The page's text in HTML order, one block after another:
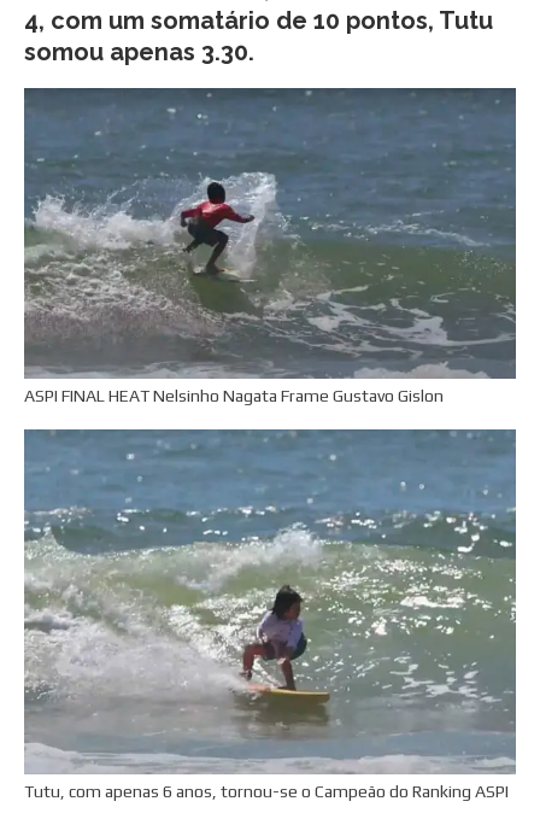
4, com um somatário de 10 pontos, Tutu
somou apenas 3.30.
ASPI FINAL HEAT Nelsinho Nagata Frame Gustavo Gislon
Tutu, com apenas 6 anos, tornou-se o Campeão do Ranking ASPI